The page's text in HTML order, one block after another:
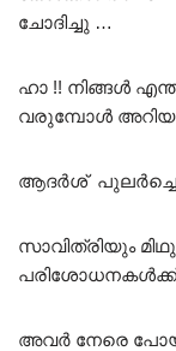
ചോദിച്ചു …
ഹാ !! നിങ്ങൾ
വരുമ്പോൾ
ആദർശ് പുലർച്ചെ
സാവിത്രിയും
പരിശോധനകൾക്ക്
അവർ നേരെ